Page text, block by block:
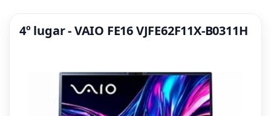
4º lugar - VAIO FE16 VJFE62F11X-B0311H